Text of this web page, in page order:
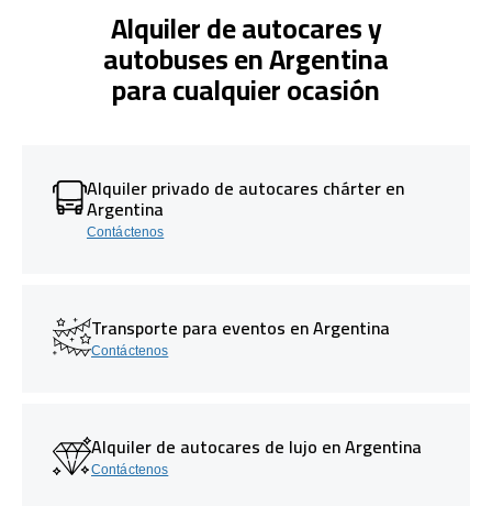
Alquiler de autocares y
autobuses en Argentina
para cualquier ocasión
Alquiler privado de autocares chárter en
Argentina
Contáctenos
Transporte para eventos en Argentina
Contáctenos
Alquiler de autocares de lujo en Argentina
Contáctenos